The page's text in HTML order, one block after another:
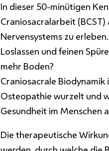
In dieser 50-minütigen
Craniosacralarbeit
Nervensystems zu erleben.
Loslassen und feinen
mehr Boden?
Craniosacrale
Osteopathie wurzelt und
Gesundheit im Menschen
Die therapeutische